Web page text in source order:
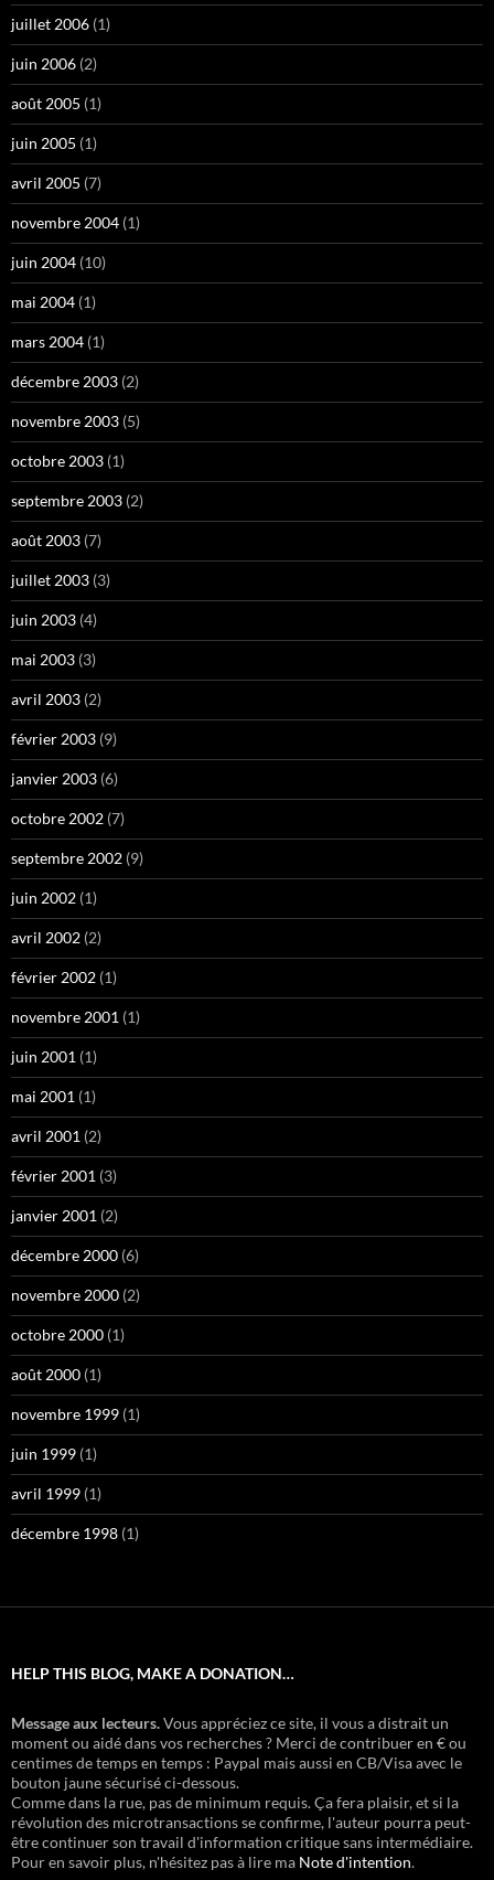
juillet 2006 (1)
juin 2006 (2)
août 2005 (1)
juin 2005 (1)
avril 2005 (7)
novembre 2004 (1)
juin 2004 (10)
mai 2004 (1)
mars 2004 (1)
décembre 2003 (2)
novembre 2003 (5)
octobre 2003 (1)
septembre 2003 (2)
août 2003 (7)
juillet 2003 (3)
juin 2003 (4)
mai 2003 (3)
avril 2003 (2)
février 2003 (9)
janvier 2003 (6)
octobre 2002 (7)
septembre 2002 (9)
juin 2002 (1)
avril 2002 (2)
février 2002 (1)
novembre 2001 (1)
juin 2001 (1)
mai 2001 (1)
avril 2001 (2)
février 2001 (3)
janvier 2001 (2)
décembre 2000 (6)
novembre 2000 (2)
octobre 2000 (1)
août 2000 (1)
novembre 1999 (1)
juin 1999 (1)
avril 1999 (1)
décembre 1998 (1)
HELP THIS BLOG, MAKE A DONATION…
Message aux lecteurs.Vous appréciez ce site, il vous a distrait un
moment ou aidé dans vos recherches ? Merci de contribuer en € ou
centimes de temps en temps : Paypal mais aussi en CB/Visa avec le
bouton jaune sécurisé ci-dessous.
Comme dans la rue, pas de minimum requis. Ça fera plaisir, et si la
révolution des microtransactions se confirme, l'auteur pourra peut-
être continuer son travail d'information critique sans intermédiaire.
Pour en savoir plus, n'hésitez pas à lire ma Note d'intention.